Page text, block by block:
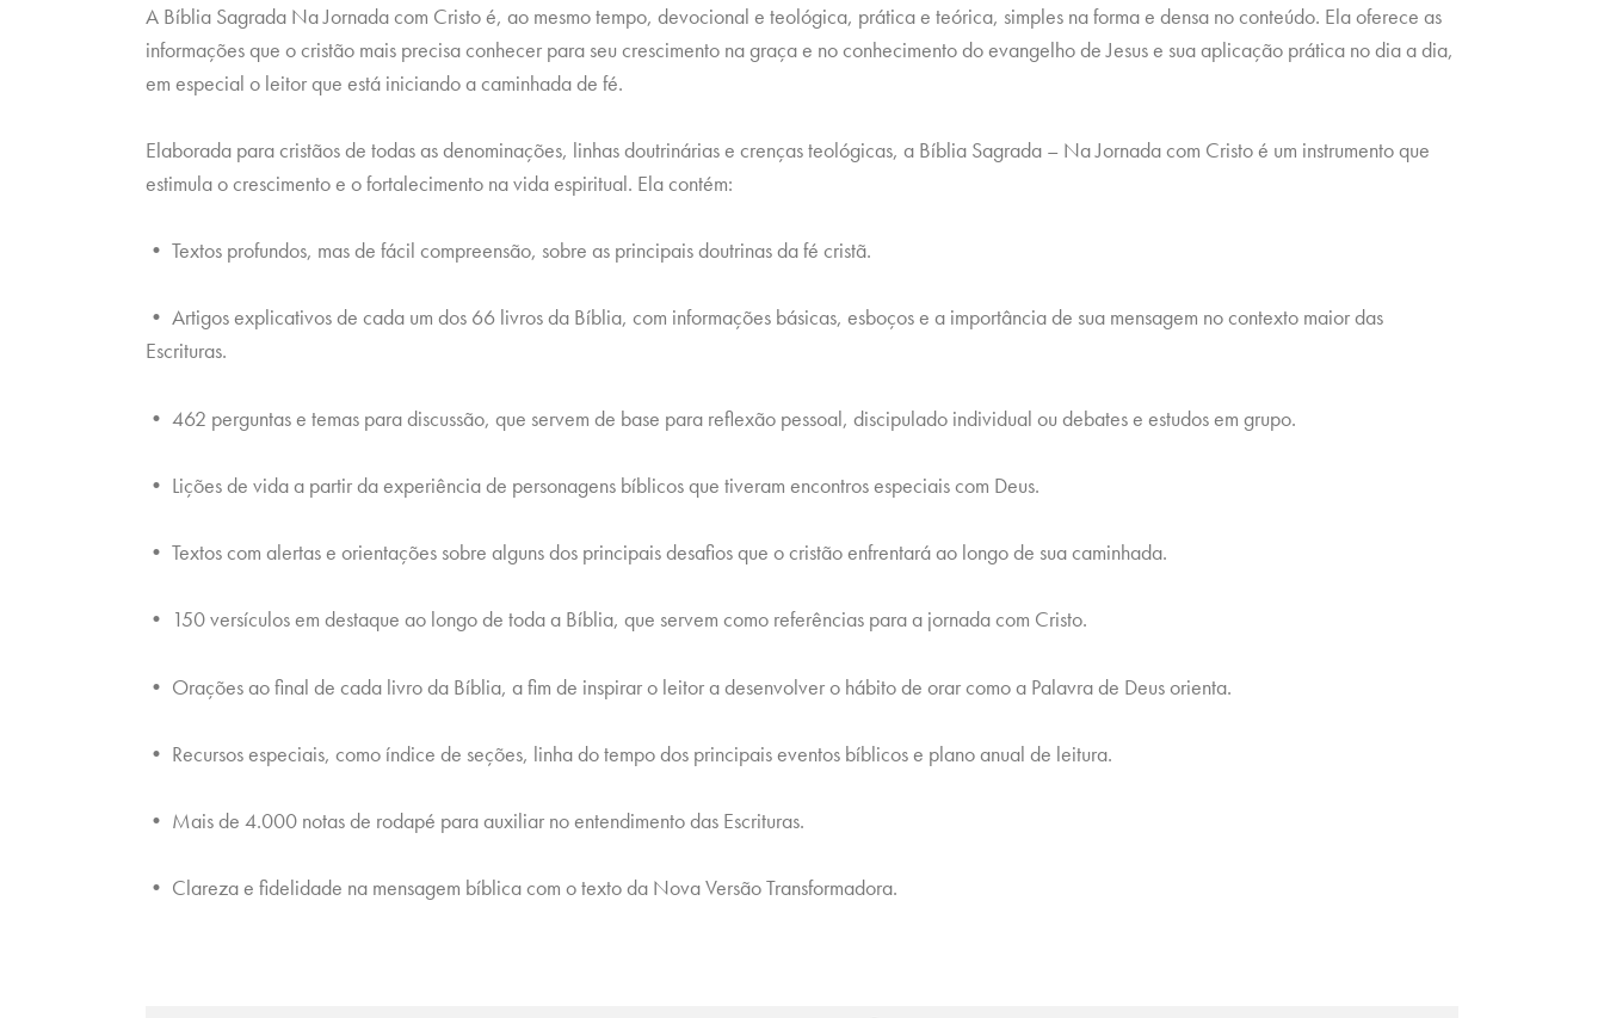
A Bíblia Sagrada Na Jornada com Cristo é, ao mesmo tempo, devocional e teológica, prática e teórica, simples na forma e densa no conteúdo. Ela oferece as
informações que o cristão mais precisa conhecer para seu crescimento na graça e no conhecimento do evangelho de Jesus e sua aplicação prática no dia a dia,
em especial o leitor que está iniciando a caminhada de fé.
Elaborada para cristãos de todas as denominações, linhas doutrinárias e crenças teológicas, a Bíblia Sagrada – Na Jornada com Cristo é um instrumento que
estimula o crescimento e o fortalecimento na vida espiritual. Ela contém:
• Textos profundos, mas de fácil compreensão, sobre as principais doutrinas da fé cristã.
• Artigos explicativos de cada um dos 66 livros da Bíblia, com informações básicas, esboços e a importância de sua mensagem no contexto maior das
Escrituras.
• 462 perguntas e temas para discussão, que servem de base para reflexão pessoal, discipulado individual ou debates e estudos em grupo.
• Lições de vida a partir da experiência de personagens bíblicos que tiveram encontros especiais com Deus.
• Textos com alertas e orientações sobre alguns dos principais desafios que o cristão enfrentará ao longo de sua caminhada.
• 150 versículos em destaque ao longo de toda a Bíblia, que servem como referências para a jornada com Cristo.
• Orações ao final de cada livro da Bíblia, a fim de inspirar o leitor a desenvolver o hábito de orar como a Palavra de Deus orienta.
• Recursos especiais, como índice de seções, linha do tempo dos principais eventos bíblicos e plano anual de leitura.
• Mais de 4.000 notas de rodapé para auxiliar no entendimento das Escrituras.
• Clareza e fidelidade na mensagem bíblica com o texto da Nova Versão Transformadora.